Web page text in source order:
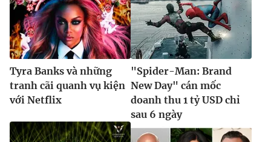
Tyra Banks và những
tranh cãi quanh vụ kiện
với Netflix
"Spider-Man: Brand
New Day" cán mốc
doanh thu 1 tỷ USD chỉ
sau 6 ngày